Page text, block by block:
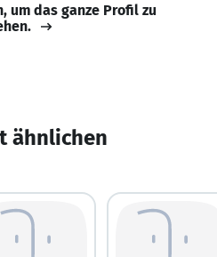
um das ganze Profil zu
ähnlichen